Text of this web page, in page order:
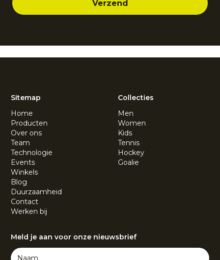
Sitemap
Home
Producten
Over ons
Team
Technologie
Events
Winkels
Blog
Duurzaamheid
Contact
Werken bij
Collecties
Men
Women
Kids
Tennis
Hockey
Goalie
Meld je aan voor onze nieuwsbrief